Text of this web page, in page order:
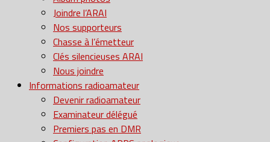
Joindre l’ARAI
Nos supporteurs
Chasse à l’émetteur
Clés silencieuses ARAI
Nous joindre
Informations radioamateur
Devenir radioamateur
Examinateur délégué
Premiers pas en DMR